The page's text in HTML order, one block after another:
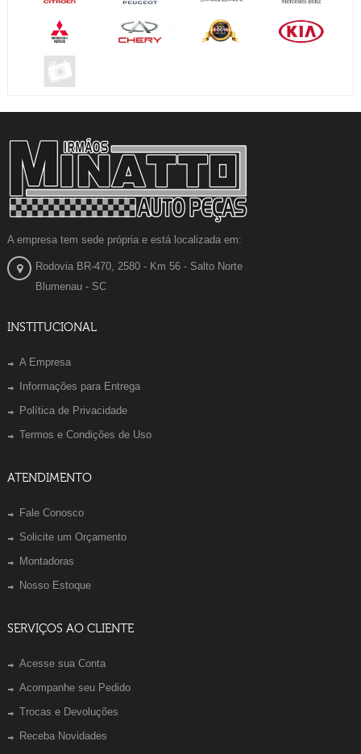
A empresa tem sede própria e está localizada em:
Rodovia BR-470, 2580 - Km 56 - Salto Norte
Blumenau - SC
INSTITUCIONAL
A Empresa
Informações para Entrega
Política de Privacidade
Termos e Condições de Uso
ATENDIMENTO
Fale Conosco
Solicite um Orçamento
Montadoras
Nosso Estoque
SERVIÇOS AO CLIENTE
Acesse sua Conta
Acompanhe seu Pedido
Trocas e Devoluções
Receba Novidades